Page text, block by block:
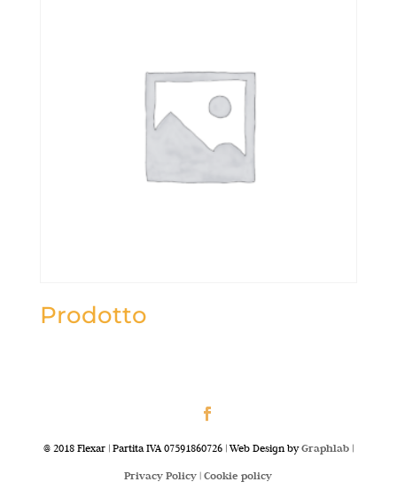
Prodotto
@ 2018 Flexar | Partita IVA 07591860726 | Web Design byGraphlab|
Privacy Policy |Cookie policy